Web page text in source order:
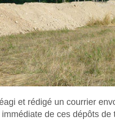
et rédigé un courrier
immédiate de ces dépôts